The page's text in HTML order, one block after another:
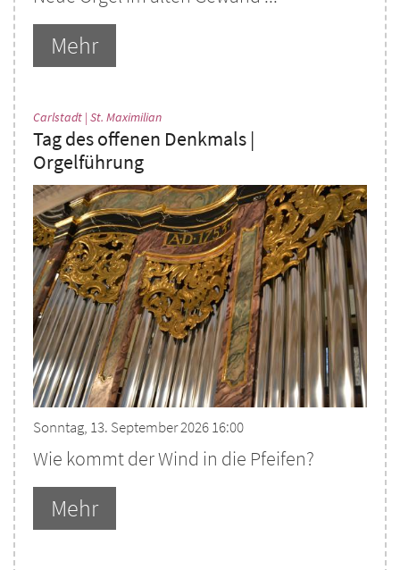
Mehr
Carlstadt | St. Maximilian:
Tag des offenen Denkmals |
Orgelführung
Sonntag, 13. September 2026 16:00
Wie kommt der Wind in die Pfeifen?
Mehr